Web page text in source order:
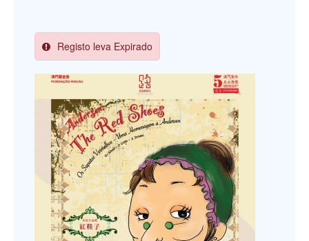
Registo leva Expirado